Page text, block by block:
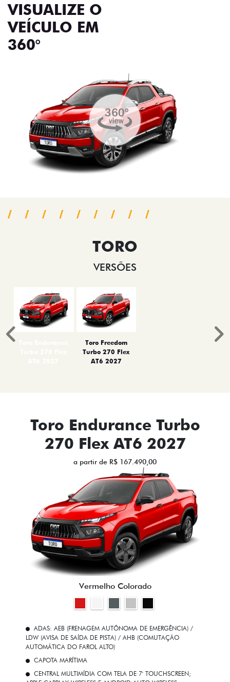
VISUALIZE O
VEÍCULO EM
360°
TORO
VERSÕES
Toro Freedom
Turbo 270 Flex
AT6 2027
Anterior
Toro Endurance Turbo
270 Flex AT6 2027
a partir de R$ 167.490,00
Vermelho Colorado
ADAS: AEB (FRENAGEM AUTÔNOMA DE EMERGÊNCIA) /
LDW (AVISA DE SAÍDA DE PISTA) / AHB (COMUTAÇÃO
AUTOMÁTICA DO FAROL ALTO)
CAPOTA MARÍTIMA
CENTRAL MULTIMÍDIA COM TELA DE 7' TOUCHSCREEN;